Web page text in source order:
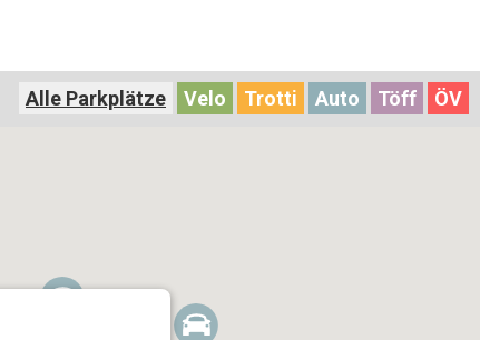
Alle Parkplätze Velo Trotti Auto Töff ÖV